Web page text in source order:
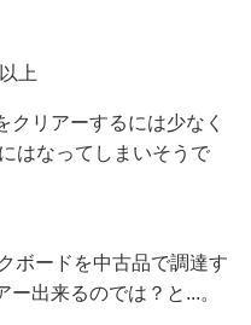
上
リアーするには少なく
はなってしまいそうで
ボードを中古品で調達す
出来るのでは？と...。